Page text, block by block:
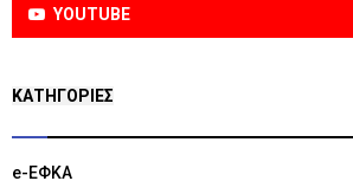
YOUTUBE
KΑΤΗΓΟΡΊΕΣ
e-ΕΦΚΑ